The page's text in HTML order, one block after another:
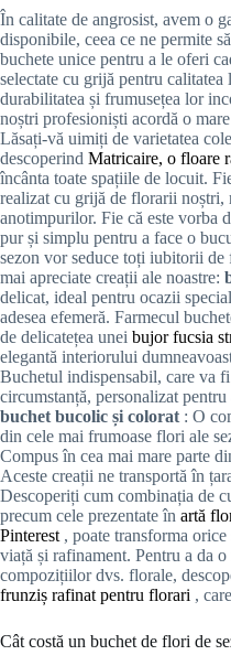
În calitate de angrosist, avem o
disponibile, ceea ce ne permite
buchete unice pentru a le oferi
selectate cu grijă pentru calitatea
durabilitatea și frumusețea lor
noștri profesioniști acordă o
Lăsați-vă uimiți de varietatea
descoperind Matricaire, o floare
încânta toate spațiile de locuit.
realizat cu grijă de florarii noștri,
anotimpurilor. Fie că este vorba
pur și simplu pentru a face o
sezon vor seduce toți iubitorii
mai apreciate creații ale noastre:
delicat, ideal pentru ocazii
adesea efemeră. Farmecul
de delicatețea unei bujor fucsia
elegantă interiorului
Buchetul indispensabil, care va
circumstanță, personalizat
buchet bucolic și colorat : O
din cele mai frumoase flori ale
Compus în cea mai mare parte
Aceste creații ne transportă în
Descoperiți cum combinația de
precum cele prezentate în artă
Pinterest , poate transforma
viață și rafinament. Pentru a da o
compozițiilor dvs. florale,
frunziș rafinat pentru florari ,
Cât costă un buchet de flori de